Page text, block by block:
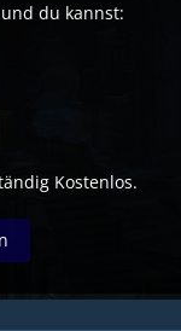
du kannst:
Kostenlos.